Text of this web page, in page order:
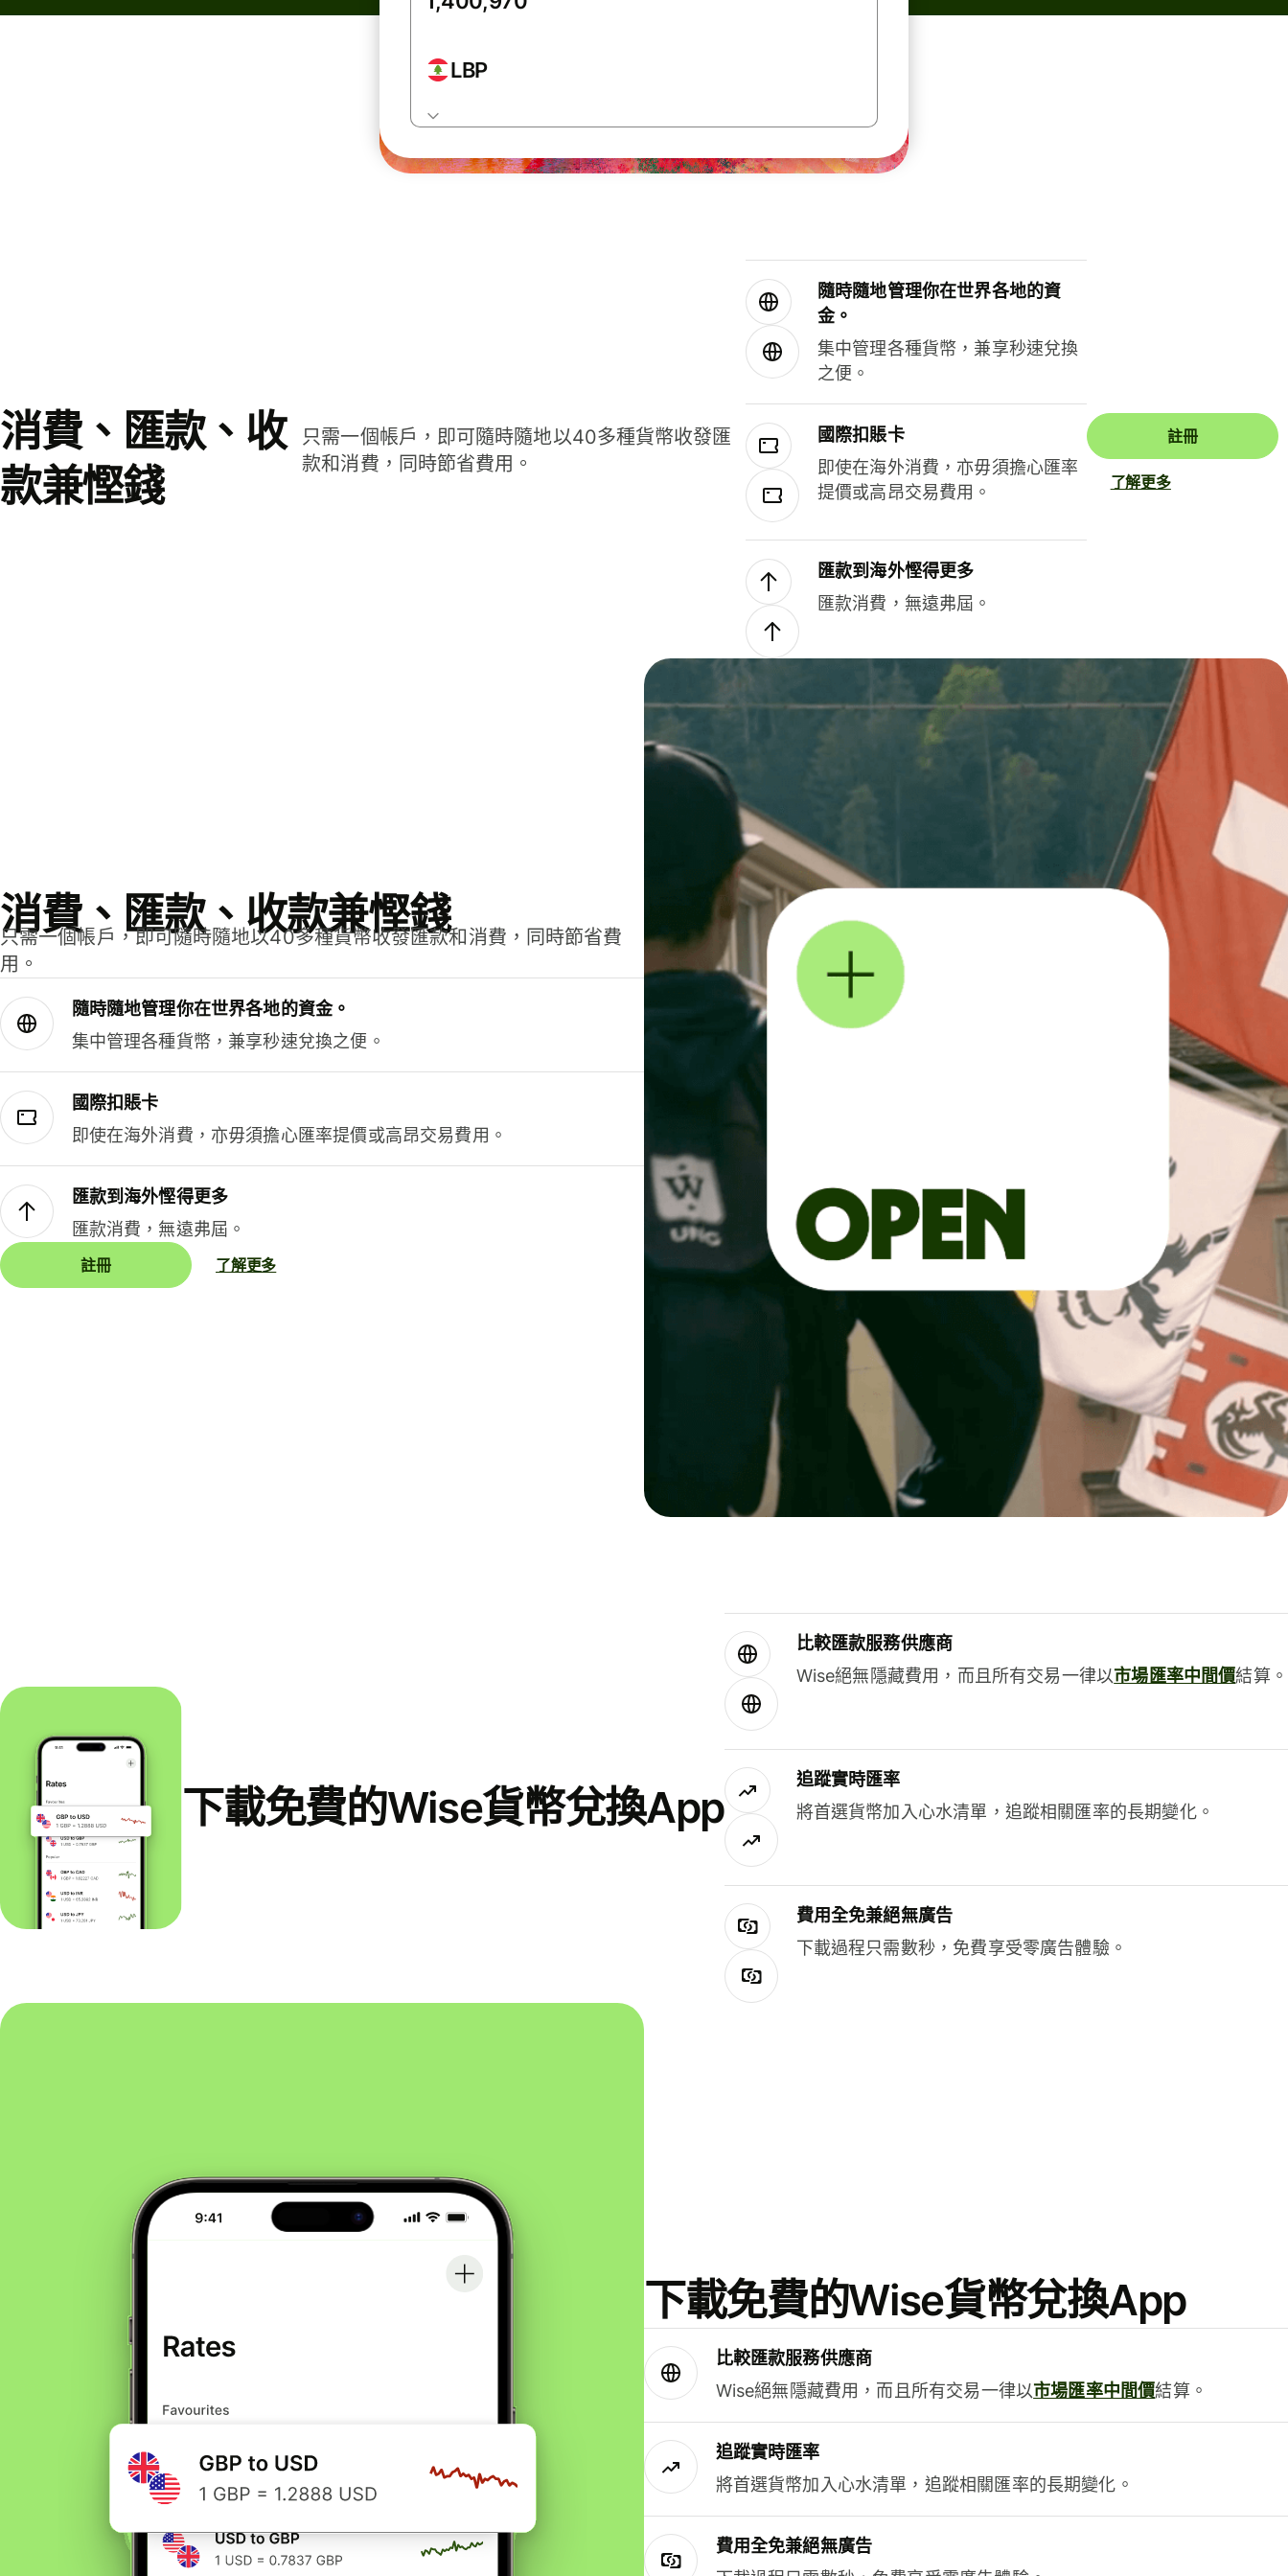
LBP
消費、匯款、收
款兼慳錢
只需一個帳戶，即可隨時隨地以40多種貨幣收發匯
款和消費，同時節省費用。
隨時隨地管理你在世界各地的資
金。
集中管理各種貨幣，兼享秒速兌換
之便。
國際扣賬卡
即使在海外消費，亦毋須擔心匯率
提價或高昂交易費用。
匯款到海外慳得更多
匯款消費，無遠弗屆。
註冊
了解更多
消費、匯款、收款兼慳錢
只需一個帳戶，即可隨時隨地以40多種貨幣收發匯款和消費，同時節省費
用。
隨時隨地管理你在世界各地的資金。
集中管理各種貨幣，兼享秒速兌換之便。
國際扣賬卡
即使在海外消費，亦毋須擔心匯率提價或高昂交易費用。
匯款到海外慳得更多
匯款消費，無遠弗屆。
註冊 了解更多
下載免費的Wise貨幣兌換App
比較匯款服務供應商
Wise絕無隱藏費用，而且所有交易一律以市場匯率中間價結算。
追蹤實時匯率
將首選貨幣加入心水清單，追蹤相關匯率的長期變化。
費用全免兼絕無廣告
下載過程只需數秒，免費享受零廣告體驗。
下載免費的Wise貨幣兌換App
比較匯款服務供應商
Wise絕無隱藏費用，而且所有交易一律以市場匯率中間價結算。
追蹤實時匯率
將首選貨幣加入心水清單，追蹤相關匯率的長期變化。
費用全免兼絕無廣告